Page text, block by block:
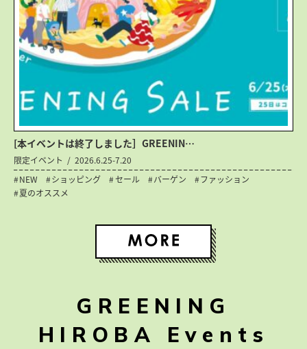
[本イベントは終了しました］GREENIN…
限定イベント
2026.6.25-7.20
NEW
ショッピング セール バーゲン
ファッション
夏のオススメ
GREENING
HIROBA Events